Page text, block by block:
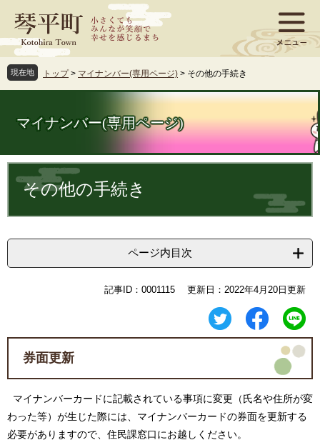
ジ
先
頭
ュ
を
飛
文
現在地 トップ > マイナンバー(専用ページ) > その他の手続き
マイナンバー(専用ページ)
文
その他の手続き
ページ内目次
記事ID：0001115 更新日：2022年4月20日更新
券面更新
マイナンバーカードに記載されている事項に変更（氏名や住所が変
わった等）が生じた際には、マイナンバーカードの券面を更新する
必要がありますので、住民課窓口にお越しください。